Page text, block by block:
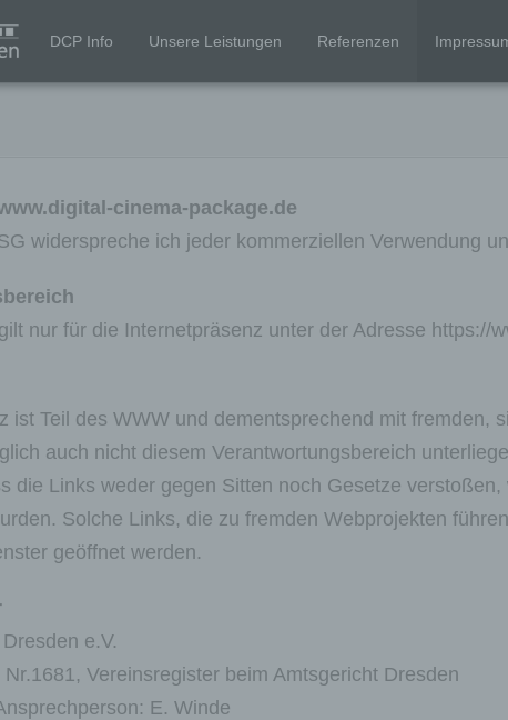
DCP Info Unsere Leistungen Referenzen
cinema-package.de
widerspreche ich jeder kommerziellen Verwendung
nur für die Internetpräsenz unter der Adresse https://
ist Teil des WWW und dementsprechend mit fremden,
auch nicht diesem Verantwortungsbereich
die Links weder gegen Sitten noch Gesetze
Solche Links, die zu fremden Webprojekten
geöffnet werden.
e.V.
Vereinsregister beim Amtsgericht Dresden
E. Winde